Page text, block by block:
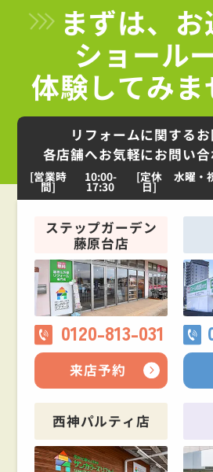
まずは、
ショール
体験してみま
リフォームに関する
各店舗へお気軽にお問い合
[営業時
間]
10:00-
17:30
[定休
日]
水曜・
ステップガーデン
藤原台店
0120-813-031
来店予約
西神パルティ店